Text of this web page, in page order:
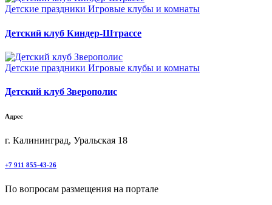
Детские праздники Игровые клубы и комнаты
Детский клуб Киндер-Штрассе
Детские праздники Игровые клубы и комнаты
Детский клуб Зверополис
Адрес
г. Калининград, Уральская 18
+7 911 855-43-26
По вопросам размещения на портале